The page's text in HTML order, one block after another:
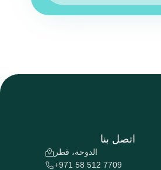
اتصل بنا
الدوحة، قطر
+971 58 512 7709